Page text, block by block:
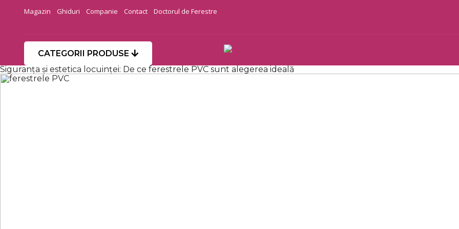
Magazin Ghiduri Companie Contact Doctorul de Ferestre
CATEGORII PRODUSE
Siguranța și estetica locuinței: De ce ferestrele PVC sunt alegerea ideală